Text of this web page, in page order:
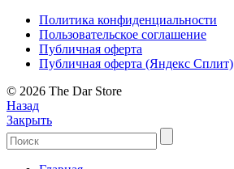
Политика конфиденциальности
Пользовательское соглашение
Публичная оферта
Публичная оферта (Яндекс Сплит)
© 2026 The Dar Store
Назад
Закрыть